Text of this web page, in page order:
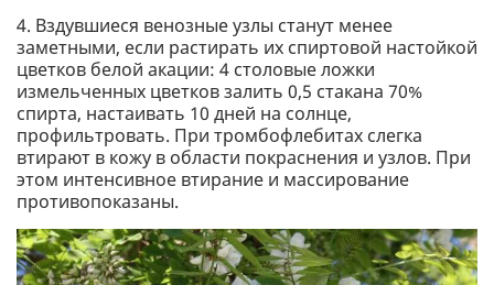
4. Вздувшиеся венозные узлы станут менее
заметными, если растирать их спиртовой настойкой
цветков белой акации: 4 столовые ложки
измельченных цветков залить 0,5 стакана 70%
спирта, настаивать 10 дней на солнце,
профильтровать. При тромбофлебитах слегка
втирают в кожу в области покраснения и узлов. При
этом интенсивное втирание и массирование
противопоказаны.